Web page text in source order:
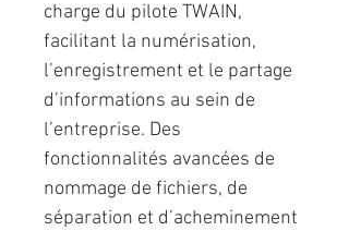
charge du pilote TWAIN,
facilitant la numérisation,
l’enregistrement et le partage
d’informations au sein de
l’entreprise. Des
fonctionnalités avancées de
nommage de fichiers, de
séparation et d’acheminement